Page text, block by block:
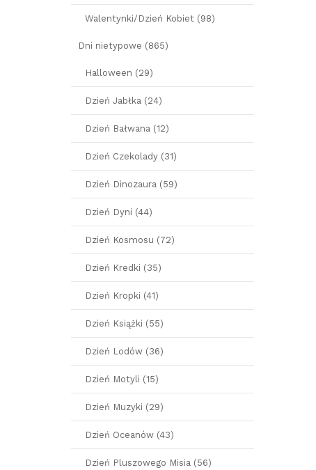
Walentynki/Dzień Kobiet (98)
Dni nietypowe (865)
Halloween (29)
Dzień Jabłka (24)
Dzień Bałwana (12)
Dzień Czekolady (31)
Dzień Dinozaura (59)
Dzień Dyni (44)
Dzień Kosmosu (72)
Dzień Kredki (35)
Dzień Kropki (41)
Dzień Książki (55)
Dzień Lodów (36)
Dzień Motyli (15)
Dzień Muzyki (29)
Dzień Oceanów (43)
Dzień Pluszowego Misia (56)